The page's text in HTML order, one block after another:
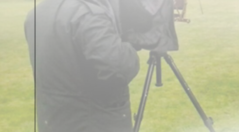
мастерских, занимавшиеся практической
было первое место. И то, что у нас было первое место
хотели бы делать.
То есть, из всего бесконечного массива
Сохранились эскизы, сохранилась картина
проектировщики нам давали ну как бы картоны на все
Валерий Георгиевич, извини, я хочу прояснить
материал, что в обычной жизни мы зовём картоном или
напомним, что раппортом называются повторяющиеся